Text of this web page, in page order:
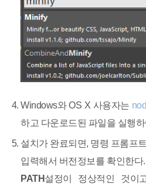
Windows와 OS X 사용자는
하고 다운로드된 파일을 실행
설치가 완료되면, 명령 프롬프
입력해서 버전정보를 확인한
PATH설정이 정상적인 것이